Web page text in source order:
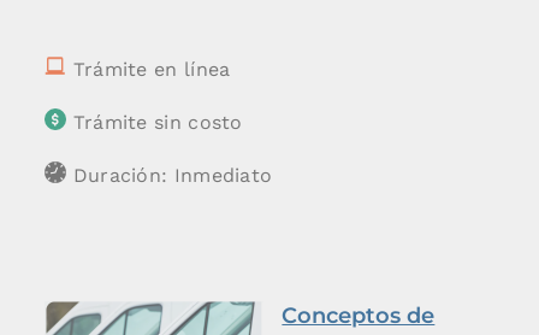
Trámite en línea
Trámite sin costo
Duración: Inmediato
Conceptos de